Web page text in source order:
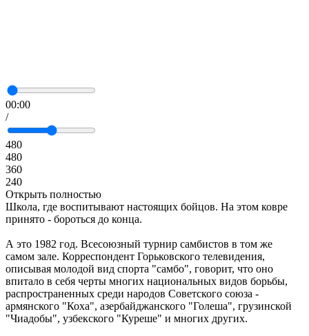
00:00
/
480
480
360
240
Открыть полностью
Школа, где воспитывают настоящих бойцов. На этом ковре
принято - бороться до конца.
А это 1982 год. Всесоюзный турнир самбистов в том же
самом зале. Корреспондент Горьковского телевидения,
описывая молодой вид спорта "самбо", говорит, что оно
впитало в себя черты многих национальных видов борьбы,
распространенных среди народов Советского союза -
армянского "Коха", азербайджанского "Голеша", грузинской
"Чиадобы", узбекского "Куреше" и многих других.